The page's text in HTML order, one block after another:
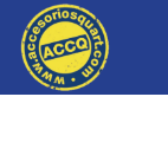
Ir al contenido